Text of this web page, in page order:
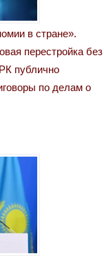
в стране».
перестройка без
публично
по делам о